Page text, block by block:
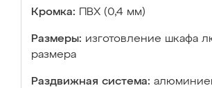
Кромка: ПВХ (0,4 мм)
Размеры: изготовление шкафа
размера
Раздвижная система: